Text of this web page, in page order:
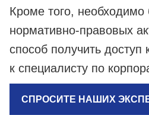
Кроме того, необходимо
нормативно-правовых
способ получить доступ
к специалисту по
СПРОСИТЕ НАШИХ